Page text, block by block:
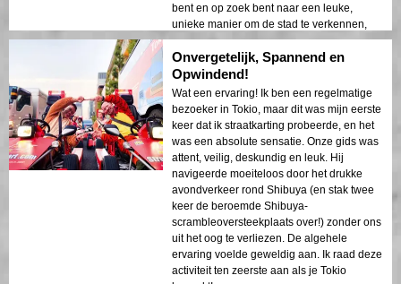
bent en op zoek bent naar een leuke,
unieke manier om de stad te verkennen,
kan ik Street Kart Shibuya niet genoeg
aanbevelen. Bedankt voor een
onvergetelijk avontuur!
Onvergetelijk, Spannend en
Opwindend!
Wat een ervaring! Ik ben een regelmatige
bezoeker in Tokio, maar dit was mijn eerste
keer dat ik straatkarting probeerde, en het
was een absolute sensatie. Onze gids was
attent, veilig, deskundig en leuk. Hij
navigeerde moeiteloos door het drukke
avondverkeer rond Shibuya (en stak twee
keer de beroemde Shibuya-
scrambleoversteekplaats over!) zonder ons
uit het oog te verliezen. De algehele
ervaring voelde geweldig aan. Ik raad deze
activiteit ten zeerste aan als je Tokio